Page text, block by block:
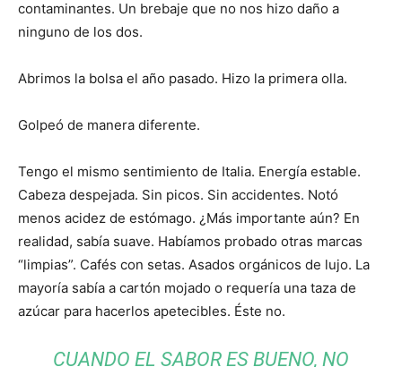
contaminantes. Un brebaje que no nos hizo daño a
ninguno de los dos.
Abrimos la bolsa el año pasado. Hizo la primera olla.
Golpeó de manera diferente.
Tengo el mismo sentimiento de Italia. Energía estable.
Cabeza despejada. Sin picos. Sin accidentes. Notó
menos acidez de estómago. ¿Más importante aún? En
realidad, sabía suave. Habíamos probado otras marcas
“limpias”. Cafés con setas. Asados ​​orgánicos de lujo. La
mayoría sabía a cartón mojado o requería una taza de
azúcar para hacerlos apetecibles. Éste no.
CUANDO EL SABOR ES BUENO, NO